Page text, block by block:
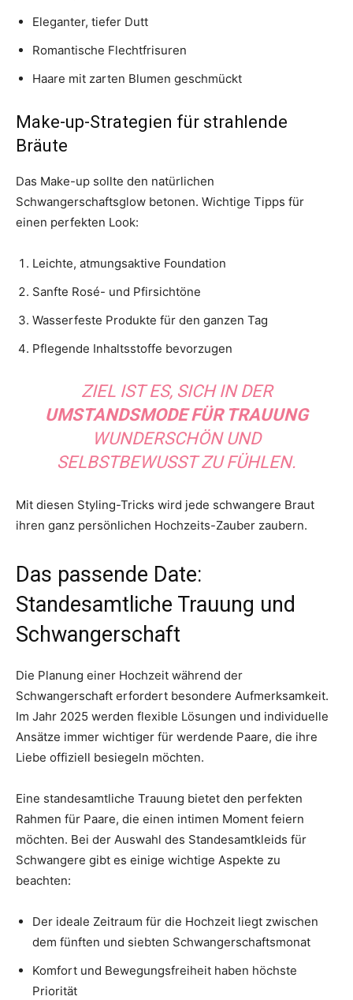
Eleganter, tiefer Dutt
Romantische Flechtfrisuren
Haare mit zarten Blumen geschmückt
Make-up-Strategien für strahlende
Bräute
Das Make-up sollte den natürlichen
Schwangerschaftsglow betonen. Wichtige Tipps für
einen perfekten Look:
Leichte, atmungsaktive Foundation
Sanfte Rosé- und Pfirsichtöne
Wasserfeste Produkte für den ganzen Tag
Pflegende Inhaltsstoffe bevorzugen
ZIEL IST ES, SICH IN DER
UMSTANDSMODE FÜR TRAUUNG
WUNDERSCHÖN UND
SELBSTBEWUSST ZU FÜHLEN.
Mit diesen Styling-Tricks wird jede schwangere Braut
ihren ganz persönlichen Hochzeits-Zauber zaubern.
Das passende Date:
Standesamtliche Trauung und
Schwangerschaft
Die Planung einer Hochzeit während der
Schwangerschaft erfordert besondere Aufmerksamkeit.
Im Jahr 2025 werden flexible Lösungen und individuelle
Ansätze immer wichtiger für werdende Paare, die ihre
Liebe offiziell besiegeln möchten.
Eine standesamtliche Trauung bietet den perfekten
Rahmen für Paare, die einen intimen Moment feiern
möchten. Bei der Auswahl des Standesamtkleids für
Schwangere gibt es einige wichtige Aspekte zu
beachten:
Der ideale Zeitraum für die Hochzeit liegt zwischen
dem fünften und siebten Schwangerschaftsmonat
Komfort und Bewegungsfreiheit haben höchste
Priorität